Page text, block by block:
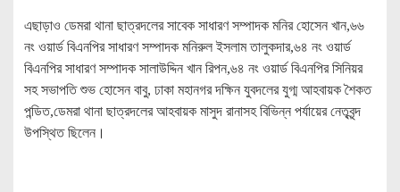
এছাড়াও ডেমরা থানা ছাত্রদলের সাবেক সাধারণ সম্পাদক মনির হোসেন খান,৬৬
নং ওয়ার্ড বিএনপির সাধারণ সম্পাদক মনিরুল ইসলাম তালুকদার,৬৪ নং ওয়ার্ড
বিএনপির সাধারণ সম্পাদক সালাউদ্দিন খান রিপন,৬৪ নং ওয়ার্ড বিএনপির সিনিয়র
সহ সভাপতি শুভ হোসেন বাবু, ঢাকা মহানগর দক্ষিন যুবদলের যুগ্ম আহবায়ক শৈকত
পন্ডিত,ডেমরা থানা ছাত্রদলের আহবায়ক মাসুদ রানাসহ বিভিন্ন পর্যায়ের নেতৃবৃন্দ
উপস্থিত ছিলেন।